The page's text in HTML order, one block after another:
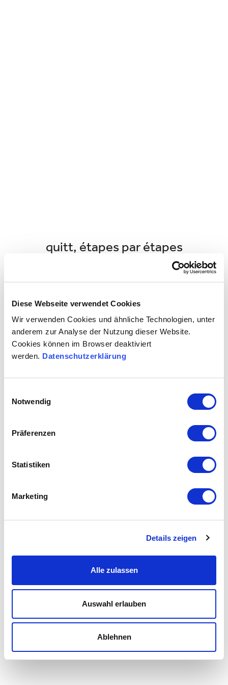
Diese Webseite verwendet Cookies
Wir verwenden Cookies und ähnliche Technologien, unter
anderem zur Analyse der Nutzung dieser Website.
Cookies können im Browser deaktiviert
werden. Datenschutzerklärung
Notwendig
Präferenzen
Statistiken
Marketing
Details zeigen
Alle zulassen
Auswahl erlauben
Ablehnen
quitt, étapes par étapes
1
Trouvez une aide au ménage
Choisissez l’aide au ménage de votre choix.